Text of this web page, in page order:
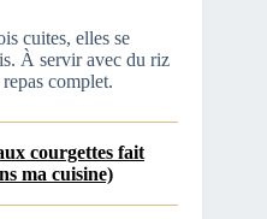
cuites, elles se
À servir avec du riz
complet.
courgettes fait
ma cuisine)